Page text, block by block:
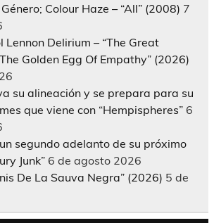
Colour Haze – “All” (2008) 7
Lennon Delirium – “The Great
Golden Egg Of Empathy” (2026)
su alineación y se prepara para su
que viene con “Hempispheres” 6
segundo adelanto de su próximo
Junk” 6 de agosto 2026
De La Sauva Negra” (2026) 5 de